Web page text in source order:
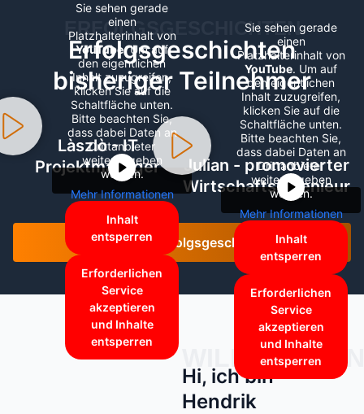
ERFOLGSGESCHICHTEN
Erfolgsgeschichten
bisheriger Teilnehmer
Sie sehen gerade
einen
Platzhalterinhalt von
YouTube. Um auf
den eigentlichen
Inhalt zuzugreifen,
klicken Sie auf die
Schaltfläche unten.
Bitte beachten Sie,
dass dabei Daten an
Drittanbieter
weitergegeben
werden.
Mehr Informationen
Inhalt
entsperren
Erforderlichen
Service
akzeptieren
und Inhalte
entsperren
Làszlò - IT
Projektmanager
Sie sehen gerade
einen
Platzhalterinhalt von
YouTube. Um auf
den eigentlichen
Inhalt zuzugreifen,
klicken Sie auf die
Schaltfläche unten.
Bitte beachten Sie,
dass dabei Daten an
Drittanbieter
weitergegeben
werden.
Mehr Informationen
Inhalt
entsperren
Erforderlichen
Service
akzeptieren
und Inhalte
entsperren
Julian - promovierter
Wirtschaftsingenieur
Noch mehr Erfolgsgeschichten
WILLKOMMEN
Hi, ich bin
Hendrik